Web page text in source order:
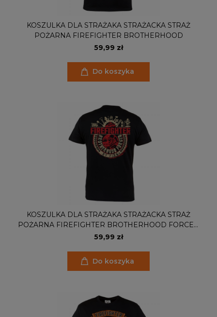
KOSZULKA DLA STRAŻAKA STRAŻACKA STRAŻ
POŻARNA FIREFIGHTER BROTHERHOOD
59,99 zł
Do koszyka
KOSZULKA DLA STRAŻAKA STRAŻACKA STRAŻ
POŻARNA FIREFIGHTER BROTHERHOOD FORCED
BY FIRE
59,99 zł
Do koszyka